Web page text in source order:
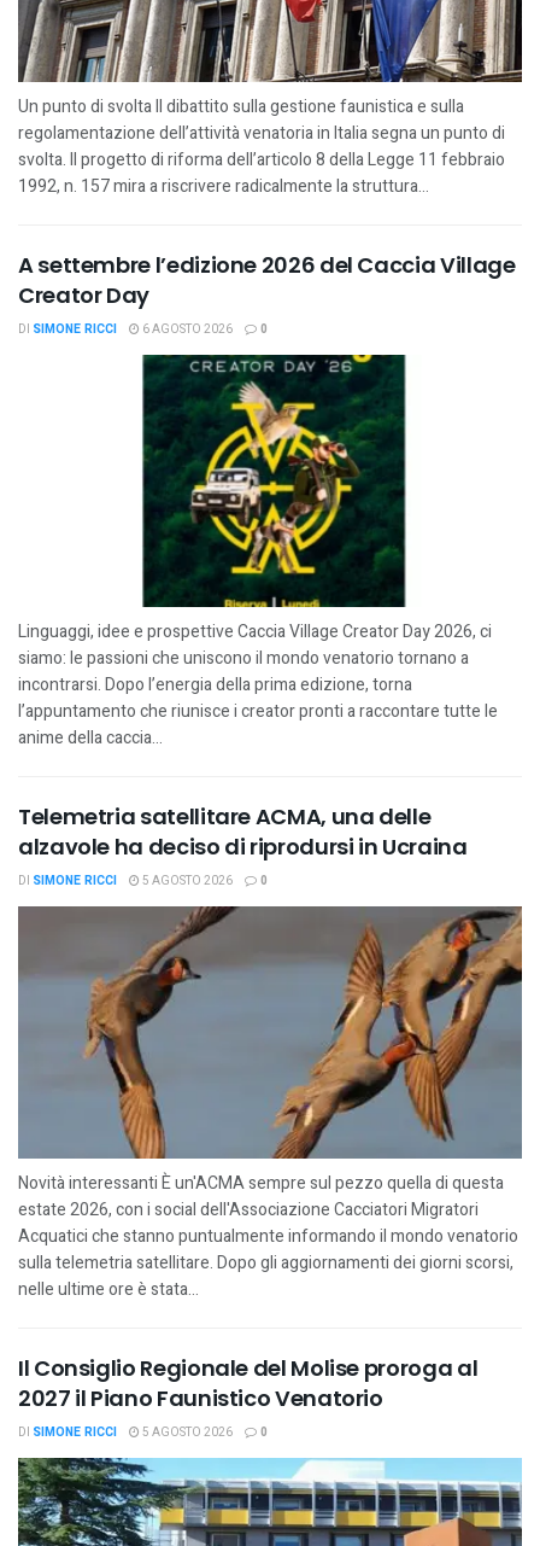
Un punto di svolta Il dibattito sulla gestione faunistica e sulla
regolamentazione dell’attività venatoria in Italia segna un punto di
svolta. Il progetto di riforma dell’articolo 8 della Legge 11 febbraio
1992, n. 157 mira a riscrivere radicalmente la struttura...
A settembre l’edizione 2026 del Caccia Village
Creator Day
DI SIMONE RICCI 6 AGOSTO 2026 0
Linguaggi, idee e prospettive Caccia Village Creator Day 2026, ci
siamo: le passioni che uniscono il mondo venatorio tornano a
incontrarsi. Dopo l’energia della prima edizione, torna
l’appuntamento che riunisce i creator pronti a raccontare tutte le
anime della caccia...
Telemetria satellitare ACMA, una delle
alzavole ha deciso di riprodursi in Ucraina
DI SIMONE RICCI 5 AGOSTO 2026 0
Novità interessanti È un'ACMA sempre sul pezzo quella di questa
estate 2026, con i social dell'Associazione Cacciatori Migratori
Acquatici che stanno puntualmente informando il mondo venatorio
sulla telemetria satellitare. Dopo gli aggiornamenti dei giorni scorsi,
nelle ultime ore è stata...
Il Consiglio Regionale del Molise proroga al
2027 il Piano Faunistico Venatorio
DI SIMONE RICCI 5 AGOSTO 2026 0